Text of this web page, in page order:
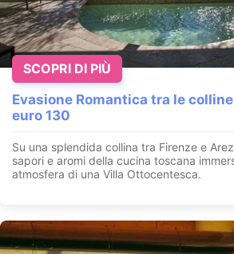
Evasione Romantica tra le
euro 130
Su una splendida collina tra Firenze e
sapori e aromi della cucina toscana
atmosfera di una Villa Ottocentesca.
SCOPRI DI PIÙ